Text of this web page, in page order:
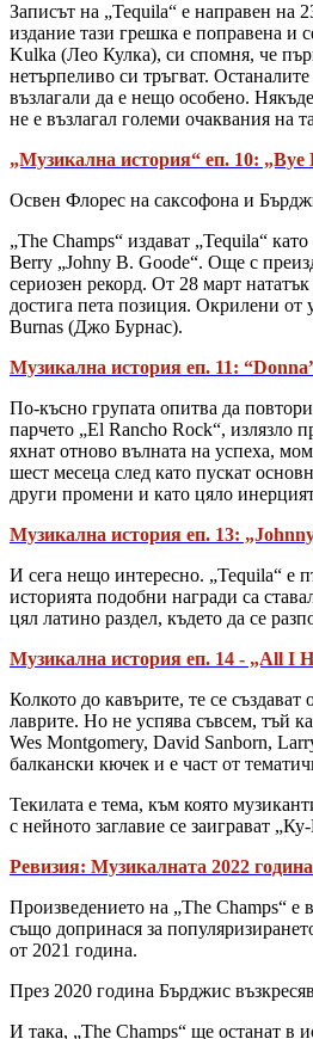
Записът на „Tequila“ е направен на
издание тази грешка е поправена и
Kulka (Лео Кулка), си спомня, че
нетърпеливо си тръгват.
възлагали да е нещо особено.
не е възлагал големи очаквания на
„Музикална история“ еп. 10:
Освен Флорес на саксофона и
„The Champs“ издават „Tequila“
Berry „Johny B. Goode“. Още с
сериозен рекорд. От 28 март
достига пета позиция. Окрилени от
Burnas (Джо Бурнас).
Музикална история еп. 11:
По-късно групата опитва да
парчето „El Rancho Rock“, излязло
яхнат отново вълната на успеха,
шест месеца след като пускат
други промени и като цяло
Музикална история еп. 13:
И сега нещо интересно. „Tequila“ е
историята подобни награди са
цял латино раздел, където да се
Музикална история еп. 14 - „All I
Колкото до кавърите, те се
лаврите. Но не успява съвсем, тъй
Wes Montgomery, David Sanborn,
балкански кючек и е част от
Текилата е тема, към която
с нейното заглавие се заиграват
Ревизия: Музикалната 2022
Произведението на „The Champs“
също допринася за
от 2021 година.
През 2020 година Бърджис
И така, „The Champs“ ще останат в